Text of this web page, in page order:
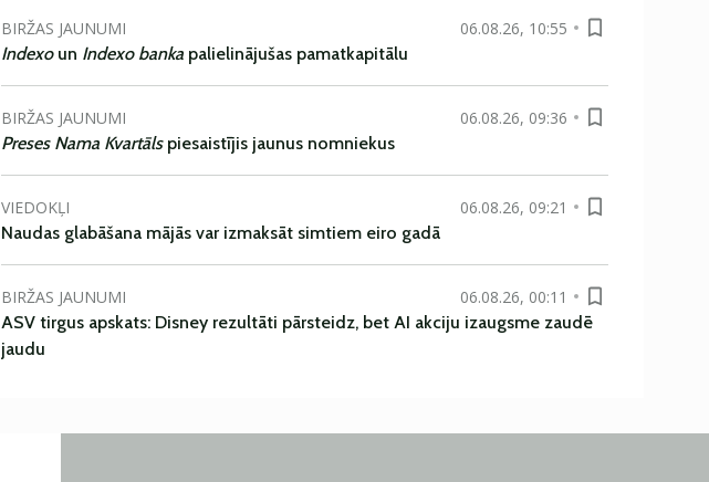
BIRŽAS JAUNUMI
06.08.26, 10:55
Indexoun Indexo banka palielinājušas pamatkapitālu
BIRŽAS JAUNUMI
06.08.26, 09:36
Preses Nama Kvartāls piesaistījis jaunus nomniekus
VIEDOKĻI
06.08.26, 09:21
Naudas glabāšana mājās var izmaksāt simtiem eiro gadā
BIRŽAS JAUNUMI
06.08.26, 00:11
ASV tirgus apskats: Disney rezultāti pārsteidz, bet AI akciju izaugsme zaudē
jaudu